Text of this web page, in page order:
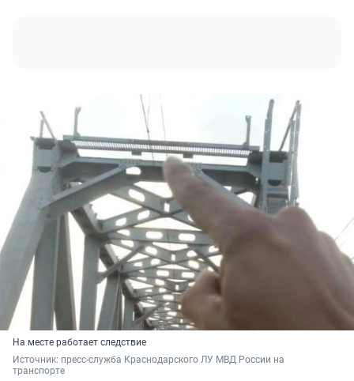
На месте работает следствие
Источник: пресс-служба Краснодарского ЛУ МВД России на
транспорте